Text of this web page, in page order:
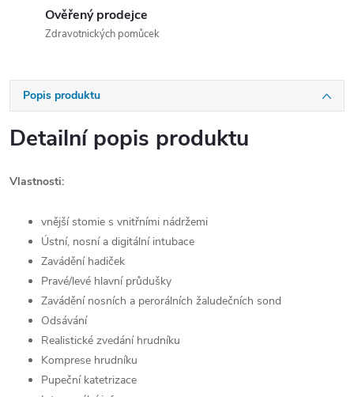
Ověřený prodejce
Zdravotnických pomůcek
Popis produktu
Detailní popis produktu
Vlastnosti:
vnější stomie s vnitřními nádržemi
Ústní, nosní a digitální intubace
Zavádění hadiček
Pravé/levé hlavní průdušky
Zavádění nosních a perorálních žaludečních sond
Odsávání
Realistické zvedání hrudníku
Komprese hrudníku
Pupeční katetrizace